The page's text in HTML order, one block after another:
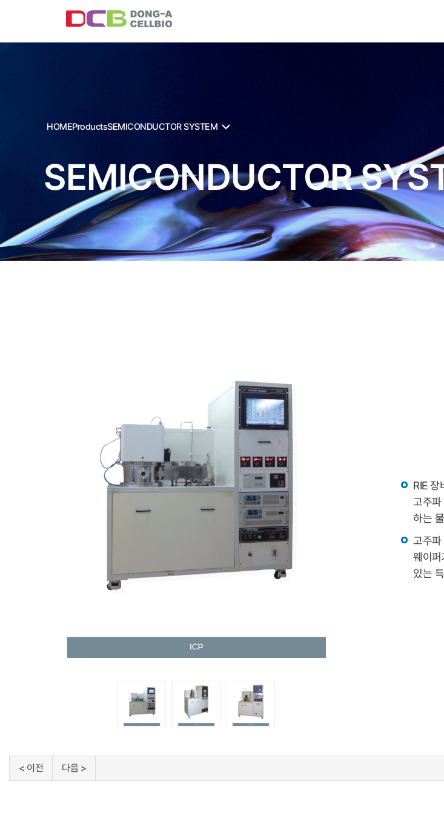
HOMEProductsSEMICONDUCTOR SYSTEM
SEMICONDUCTOR
RIE 장
고주
하는
고주
웨이
있는
< 이전 다음 >